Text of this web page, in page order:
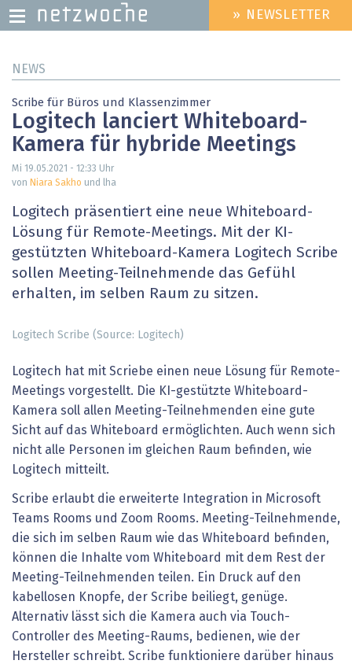
zum
HEADER
MENU
» NEWSLETTER
NEWS
Scribe für Büros und Klassenzimmer
Logitech lanciert Whiteboard-
Kamera für hybride Meetings
Mi 19.05.2021 - 12:33 Uhr
von Niara Sakho und lha
Logitech präsentiert eine neue Whiteboard-
Lösung für Remote-Meetings. Mit der KI-
gestützten Whiteboard-Kamera Logitech Scribe
sollen Meeting-Teilnehmende das Gefühl
erhalten, im selben Raum zu sitzen.
Logitech Scribe (Source: Logitech)
Logitech hat mit Scriebe einen neue Lösung für Remote-
Meetings vorgestellt. Die KI-gestützte Whiteboard-
Kamera soll allen Meeting-Teilnehmenden eine gute
Sicht auf das Whiteboard ermöglichten. Auch wenn sich
nicht alle Personen im gleichen Raum befinden, wie
Logitech mitteilt.
Scribe erlaubt die erweiterte Integration in Microsoft
Teams Rooms und Zoom Rooms. Meeting-Teilnehmende,
die sich im selben Raum wie das Whiteboard befinden,
können die Inhalte vom Whiteboard mit dem Rest der
Meeting-Teilnehmenden teilen. Ein Druck auf den
kabellosen Knopfe, der Scribe beiliegt, genüge.
Alternativ lässt sich die Kamera auch via Touch-
Controller des Meeting-Raums, bedienen, wie der
Hersteller schreibt. Scribe funktioniere darüber hinaus